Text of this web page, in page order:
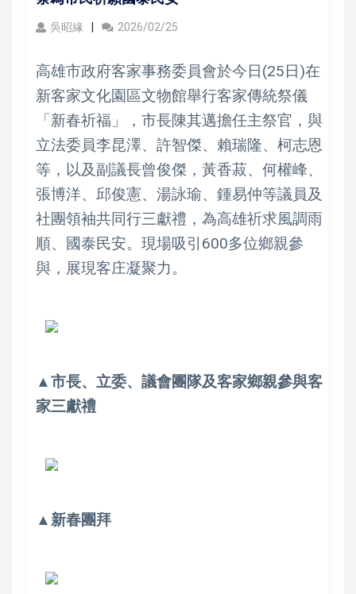
吳昭緣 2026/02/25
高雄市政府客家事務委員會於今日(25日)在
新客家文化園區文物館舉行客家傳統祭儀
「新春祈福」，市長陳其邁擔任主祭官，與
立法委員李昆澤、許智傑、賴瑞隆、柯志恩
等，以及副議長曾俊傑，黃香菽、何權峰、
張博洋、邱俊憲、湯詠瑜、鍾易仲等議員及
社團領袖共同行三獻禮，為高雄祈求風調雨
順、國泰民安。現場吸引600多位鄉親參
與，展現客庄凝聚力。
▲市長、立委、議會團隊及客家鄉親參與客
家三獻禮
▲新春團拜